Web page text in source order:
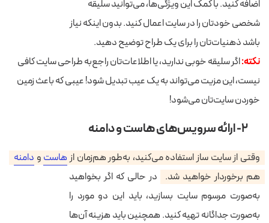
اضافه کنید. با کمک این ویژگی‌ها، می‌توانید سلیقه
شخصی خودتان را در سایت اعمال کنید. بدون اینکه نیاز
باشد ذهنیات‌تان را برای یک طراح توضیح دهید.
نکته:اگر سلیقه خوبی ندارید، یا اطلاعات‌تان راجع‌به طراحی سایت کافی
نیست، این مزیت می‌تواند به یک عیب تبدیل شود! عیبی که باعث زمین
خوردن سایت‌تان می‌شود!
۲- ارائه سرویس‌های هاست و دامنه
وقتی از سایت ساز استفاده می‌کنید، به‌طور هم‌زمان از هاست و دامنه
هم برخوردار خواهید شد.
در حالی که اگر بخواهید
به‌صورت مرسوم سایت بسازید، باید این دو مورد را
به‌صورت جداگانه تهیه کنید. همچنین باید هزینه آن‌ها